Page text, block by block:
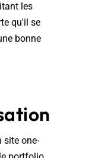
les
qu'il se
bonne
site one-